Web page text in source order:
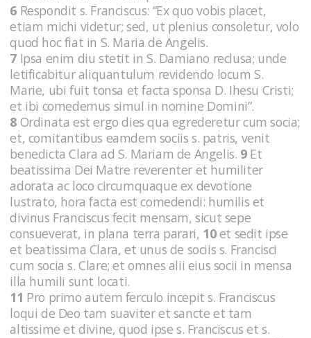
6 Respondit s. Franciscus: “Ex quo vobis placet,
etiam michi videtur; sed, ut plenius consoletur, volo
quod hoc fiat in S. Maria de Angelis.
7 Ipsa enim diu stetit in S. Damiano reclusa; unde
letificabitur aliquantulum revidendo locum S.
Marie, ubi fuit tonsa et facta sponsa D. Ihesu Cristi;
et ibi comedemus simul in nomine Domini”.
8 Ordinata est ergo dies qua egrederetur cum socia;
et, comitantibus eamdem sociis s. patris, venit
benedicta Clara ad S. Mariam de Angelis. 9Et
beatissima Dei Matre reverenter et humiliter
adorata ac loco circumquaque ex devotione
lustrato, hora facta est comedendi: humilis et
divinus Franciscus fecit mensam, sicut sepe
consueverat, in plana terra parari, 10et sedit ipse
et beatissima Clara, et unus de sociis s. Francisci
cum socia s. Clare; et omnes alii eius socii in mensa
illa humili sunt locati.
11 Pro primo autem ferculo incepit s. Franciscus
loqui de Deo tam suaviter et sancte et tam
altissime et divine, quod ipse s. Franciscus et s.